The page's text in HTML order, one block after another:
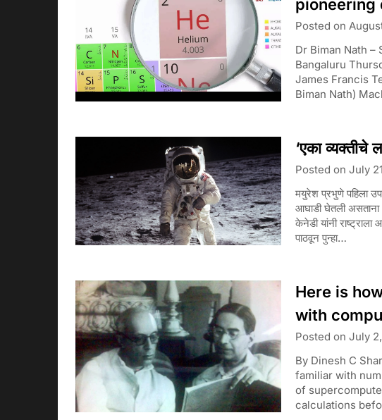
pioneering
Posted on
Dr Biman Nath –
Bangaluru
James Francis
Biman Nath)
‘एका व्यक्तीचे
Posted on July
मयुरेश प्रभुणे पहिला
आघाडी घेतली
केनेडी यांनी
पाठवून पुन्हा…
Here is
with
Posted on July
By Dinesh C
familiar with
of
calculations